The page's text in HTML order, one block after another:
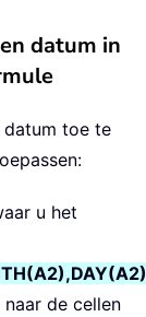
datum in
datum toe te
u het
de cellen